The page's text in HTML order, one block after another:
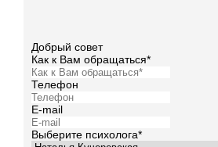
Добрый совет
Как к Вам обращаться*
Телефон
E-mail
Выберите психолога*